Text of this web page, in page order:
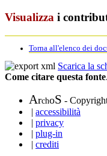
Visualizza i
Torna all'elenco dei
Scarica la
Come citare questa fonte.
ArchoS -
| accessibilità
| privacy
| plug-in
| crediti